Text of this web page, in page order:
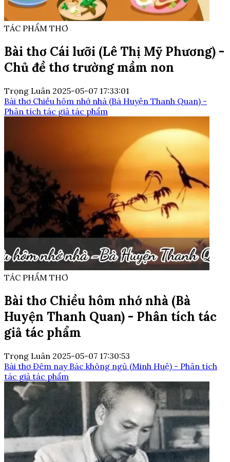
TÁC PHẨM THƠ
Bài thơ Cái lưỡi (Lê Thị Mỹ Phương) -
Chủ đề thơ trường mầm non
Trọng Luân 2025-05-07 17:33:01
Bài thơ Chiều hôm nhớ nhà (Bà Huyện Thanh Quan) -
Phân tích tác giả tác phẩm
TÁC PHẨM THƠ
Bài thơ Chiều hôm nhớ nhà (Bà
Huyện Thanh Quan) - Phân tích tác
giả tác phẩm
Trọng Luân 2025-05-07 17:30:53
Bài thơ Đêm nay Bác không ngủ (Minh Huệ) - Phân tích
tác giả tác phẩm